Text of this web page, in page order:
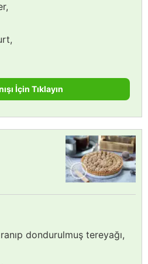
İçin Tıklayın
dondurulmuş tereyağı,